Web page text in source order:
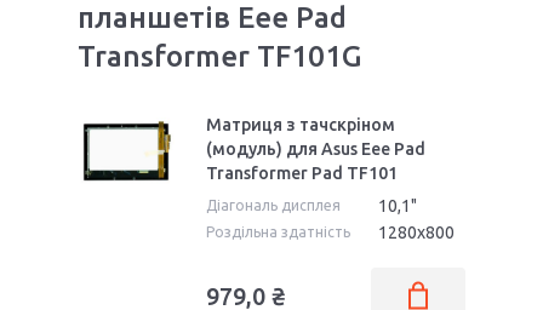
планшетів Eee Pad
Transformer TF101G
Матриця з тачскріном
(модуль) для Asus Eee Pad
Transformer Pad TF101
Діагональ дисплея 10,1"
Роздільна здатність 1280x800
979,0 ₴